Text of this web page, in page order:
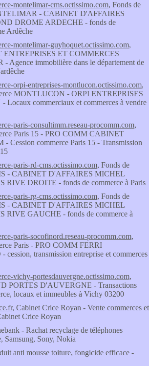
montelimar-cms.octissimo.com, Fonds de
- CABINET D'AFFAIRES
DROME ARDECHE - fonds de
Ardêche
montelimar-guyhoquet.octissimo.com,
ET COMMERCES
Agence immobilière dans le département de
orpi-entreprises-montlucon.octissimo.com,
MONTLUCON - ORPI ENTREPRISES
commerciaux et commerces à vendre
paris-consultimm.reseau-procomm.com,
Paris 15 - PRO COMM CABINET
Cession commerce Paris 15 - Transmission
paris-rd-cms.octissimo.com, Fonds de
- CABINET D'AFFAIRES MICHEL
RIVE DROITE - fonds de commerce à Paris
paris-rg-cms.octissimo.com, Fonds de
- CABINET D'AFFAIRES MICHEL
RIVE GAUCHE - fonds de commerce à
paris-socofinord.reseau-procomm.com,
Paris - PRO COMM FERRI
cession, transmission entreprise et commerces
vichy-portesdauvergne.octissimo.com,
PORTES D'AUVERGNE - Transactions
locaux et immeubles à Vichy 03200
, Cabinet Crice Royan - Vente commerces et
Crice Royan
- Rachat recyclage de téléphones
Samsung, Sony, Nokia
anti mousse toiture, fongicide efficace -